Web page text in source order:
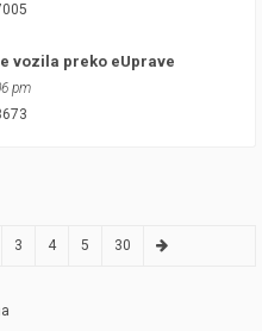
vozila preko eUprave
pm
3 4 5 30